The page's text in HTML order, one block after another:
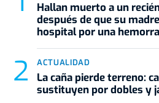
Hallan muerto a un
después de que su
hospital por una
ACTUALIDAD
La caña pierde terreno:
sustituyen por dobles y